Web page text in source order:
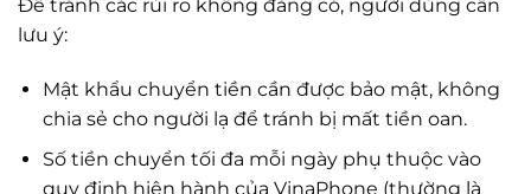
Để tránh các rủi ro không đáng có, người dùng cần
lưu ý:
Mật khẩu chuyển tiền cần được bảo mật, không
chia sẻ cho người lạ để tránh bị mất tiền oan.
Số tiền chuyển tối đa mỗi ngày phụ thuộc vào
quy định hiện hành của VinaPhone (thường là